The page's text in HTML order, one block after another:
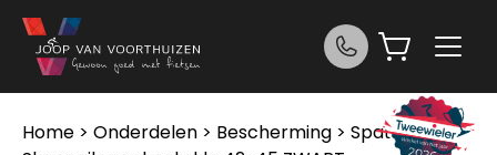
Ga naar de inhoud
Home > Onderdelen > Bescherming > Spatborden>